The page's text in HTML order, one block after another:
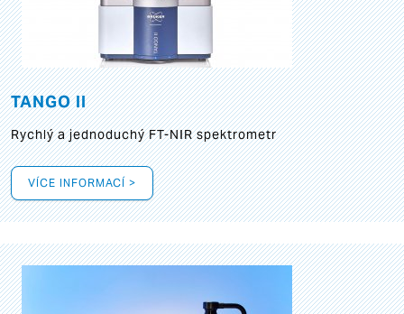
TANGO II
Rychlý a jednoduchý FT-NIR spektrometr
VÍCE INFORMACÍ >